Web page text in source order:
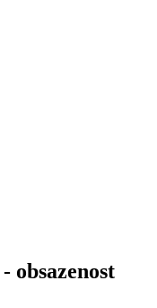
obsazenost